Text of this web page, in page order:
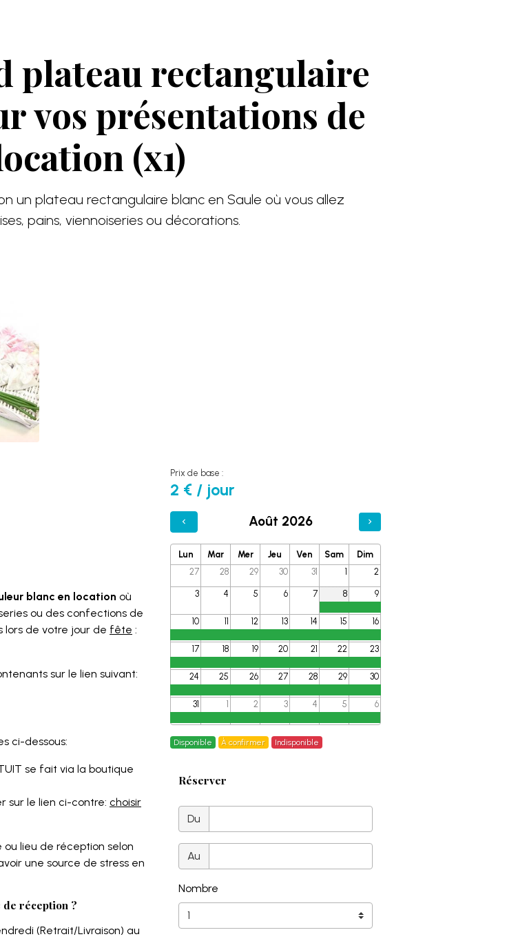
plateau rectangulaire
vos présentations de
(x1)
un plateau rectangulaire blanc en Saule où vous allez
pains, viennoiseries ou décorations.
blanc en location où
ou des confections de
lors de votre jour de fête :
sur le lien suivant:
ci-dessous:
se fait via la boutique
sur le lien ci-contre: choisir
lieu de réception selon
une source de stress en
réception ?
(Retrait/Livraison) au
Prix de base :
2 € / jour
Août 2026
Lun Mar Mer Jeu Ven Sam
Dim
27
28 29 30 31 1 2
3 4 5 6 7 8 9
10 11 12 13 14 15 16
17 18 19 20 21 22 23
24 25 26 27 28 29 30
31 1 2 3 4 5 6
Disponible À confirmer Indisponible
Réserver
Du
Au
Nombre